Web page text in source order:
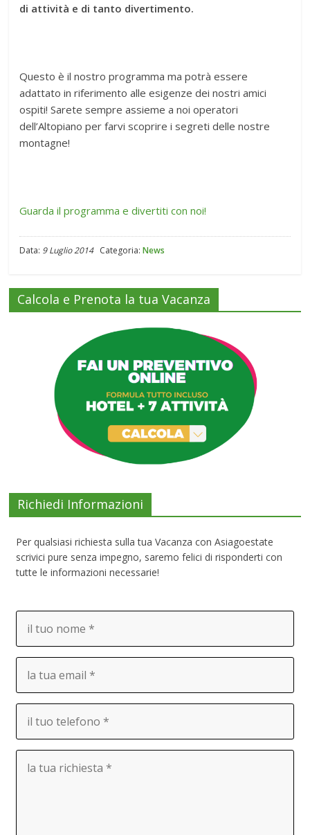
di attività e di tanto divertimento.
Questo è il nostro programma ma potrà essere
adattato in riferimento alle esigenze dei nostri amici
ospiti! Sarete sempre assieme a noi operatori
dell’Altopiano per farvi scoprire i segreti delle nostre
montagne!
Guarda il programma e divertiti con noi!
Data: 9 Luglio 2014Categoria:News
Calcola e Prenota la tua Vacanza
Richiedi Informazioni
Per qualsiasi richiesta sulla tua Vacanza con Asiagoestate
scrivici pure senza impegno, saremo felici di risponderti con
tutte le informazioni necessarie!